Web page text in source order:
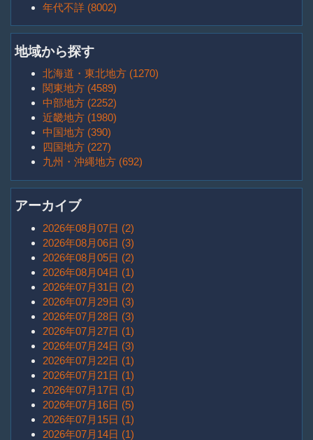
年代不詳 (8002)
地域から探す
北海道・東北地方 (1270)
関東地方 (4589)
中部地方 (2252)
近畿地方 (1980)
中国地方 (390)
四国地方 (227)
九州・沖縄地方 (692)
アーカイブ
2026年08月07日 (2)
2026年08月06日 (3)
2026年08月05日 (2)
2026年08月04日 (1)
2026年07月31日 (2)
2026年07月29日 (3)
2026年07月28日 (3)
2026年07月27日 (1)
2026年07月24日 (3)
2026年07月22日 (1)
2026年07月21日 (1)
2026年07月17日 (1)
2026年07月16日 (5)
2026年07月15日 (1)
2026年07月14日 (1)